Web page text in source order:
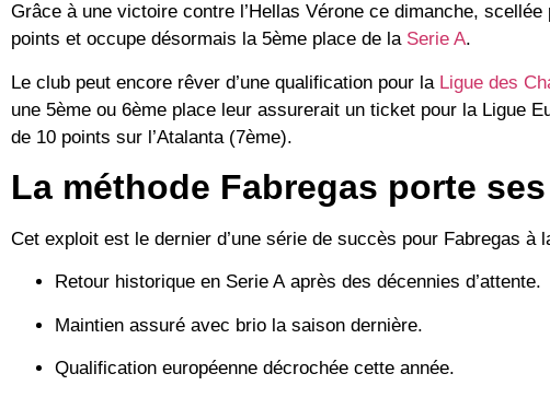
Grâce à une victoire contre l’Hellas Vérone ce dimanche, scellée
points et occupe désormais la 5ème place de la Serie A.
Le club peut encore rêver d’une qualification pour la Ligue des
une 5ème ou 6ème place leur assurerait un ticket pour la Ligue
de 10 points sur l’Atalanta (7ème).
La méthode Fabregas porte
Cet exploit est le dernier d’une série de succès pour Fabregas à
Retour historique en Serie Aaprès des décennies d’attente.
Maintien assuré avec brio la saison dernière.
Qualification européenne décrochée cette année.